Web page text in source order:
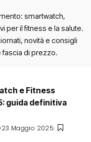
smartwatch,
per il fitness e la salute.
novità e consigli
fascia di prezzo.
e Fitness
guida definitiva
23 Maggio 2025